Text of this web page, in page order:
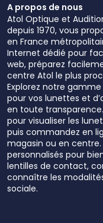
A propos de nous
Atol Optique et
depuis 1970, vous
en France
Internet dédié pour
web, préparez
centre Atol le plus
Explorez notre
pour vos lunettes et
en toute
pour visualiser les
puis commandez en
magasin ou en
personnalisés pour
lentilles de contact,
connaître les
sociale.